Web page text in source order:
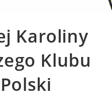
Karoliny
Klubu